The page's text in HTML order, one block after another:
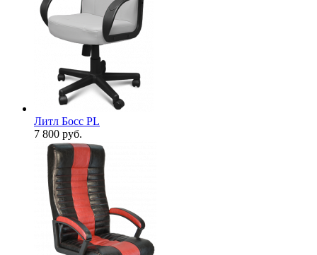
Литл Босс PL
7 800 руб.